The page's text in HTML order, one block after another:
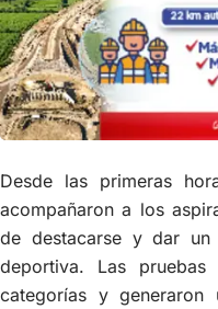
Desde las primeras
acompañaron a los
de destacarse y dar un
deportiva. Las
categorías y